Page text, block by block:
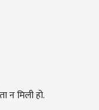
न मिली हो.